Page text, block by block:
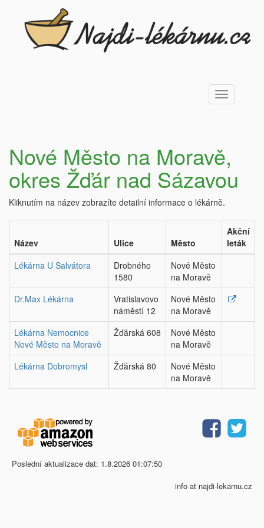
Toggle
navigation
Nové Město na Moravě,
okres Žďár nad Sázavou
Kliknutím na název zobrazíte detailní informace o lékárně.
Název Ulice Město
Akční
leták
Lékárna U Salvátora
Drobného
1580
Nové Město
na Moravě
Dr.Max Lékárna
Vratislavovo
náměstí 12
Nové Město
na Moravě
Lékárna Nemocnice
Nové Město na Moravě
Žďárská 608
Nové Město
na Moravě
Lékárna Dobromysl
Žďárská 80
Nové Město
na Moravě
Poslední aktualizace dat: 1.8.2026 01:07:50
info at najdi-lekarnu.cz